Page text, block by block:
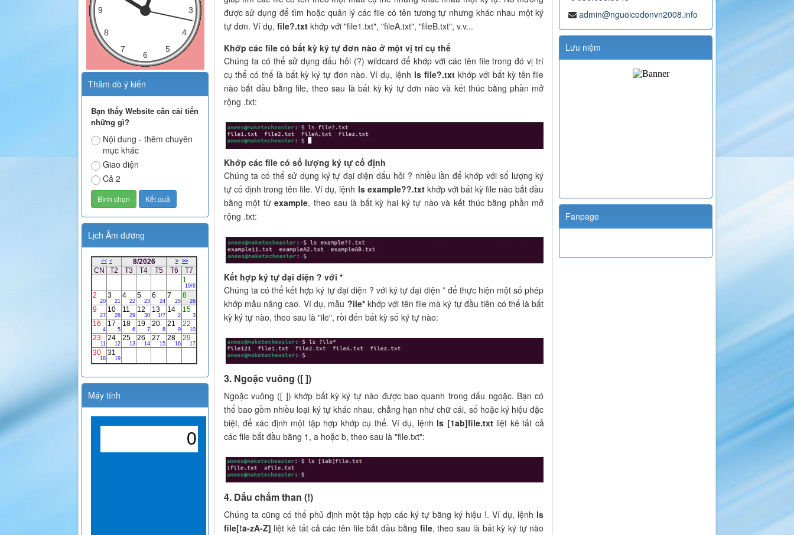
được sử dụng để tìm hoặc quản lý các file có tên tương tự nhưng khác nhau một ký
tự đơn. Ví dụ, file?.txtkhớp với "file1.txt", "fileA.txt", "fileB.txt", v.v...
Khớp các file có bất kỳ ký tự đơn nào ở một vị trí cụ thể
Chúng ta có thể sử dụng dấu hỏi (?) wildcard để khớp với các tên file trong đó vị trí
cụ thể có thể là bất kỳ ký tự đơn nào. Ví dụ, lệnh ls file?.txt khớp với bất kỳ tên file
nào bắt đầu bằng file, theo sau là bất kỳ ký tự đơn nào và kết thúc bằng phần mở
rộng .txt:
Khớp các file có số lượng ký tự cố định
Chúng ta có thể sử dụng ký tự đại diện dấu hỏi ? nhiều lần để khớp với số lượng ký
tự cố định trong tên file. Ví dụ, lệnh ls example??.txtkhớp với bất kỳ file nào bắt đầu
bằng một từexample, theo sau là bất kỳ hai ký tự nào và kết thúc bằng phần mở
rộng .txt:
Kết hợp ký tự đại diện ? với *
Chúng ta có thể kết hợp ký tự đại diện ? với ký tự đại diện * để thực hiện một số phép
khớp mẫu nâng cao. Ví dụ, mẫu ?ile*khớp với tên file mà ký tự đầu tiên có thể là bất
kỳ ký tự nào, theo sau là "ile", rồi đến bất kỳ số ký tự nào:
3. Ngoặc vuông ([ ])
Ngoặc vuông ([ ]) khớp bất kỳ ký tự nào được bao quanh trong dấu ngoặc. Bạn có
thể bao gồm nhiều loại ký tự khác nhau, chẳng hạn như chữ cái, số hoặc ký hiệu đặc
biệt, để xác định một tập hợp khớp cụ thể. Ví dụ, lệnh ls [1ab]file.txtliệt kê tất cả
các file bắt đầu bằng 1, a hoặc b, theo sau là "file.txt":
4. Dấu chấm than (!)
Chúng ta cũng có thể phủ định một tập hợp các ký tự bằng ký hiệu !. Ví dụ, lệnh ls
file[!a-zA-Z] liệt kê tất cả các tên file bắt đầu bằng file, theo sau là bất kỳ ký tự nào
admin@nguoicodonvn2008.info
Lưu niệm
Fanpage
Thăm dò ý kiến
Bạn thấy Website cần cải tiến
những gì?
Nội dung - thêm chuyên
mục khác
Giao diện
Cả 2
Lịch Âm dương
Máy tính